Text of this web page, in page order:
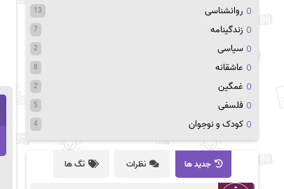
روانشناسی 13
زندگینامه 7
سیاسی 2
عاشقانه 8
غمگین 2
فلسفی 5
کودک و نوجوان 4
جدید ها نظرات تگ ها